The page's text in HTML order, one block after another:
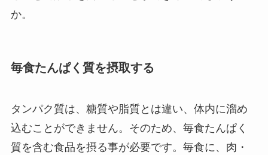
か。
毎食たんぱく質を摂取する
タンパク質は、糖質や脂質とは違い、体内に溜め
込むことができません。そのため、毎食たんぱく
質を含む食品を摂る事が必要です。毎食に、肉・